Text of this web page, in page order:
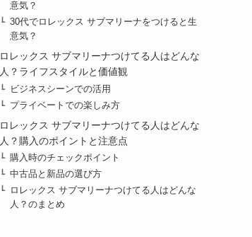
意気？
30代でロレックス サブマリーナをつけると生
意気？
ロレックス サブマリーナつけてる人はどんな
人？ライフスタイルと価値観
ビジネスシーンでの活用
プライベートでの楽しみ方
ロレックス サブマリーナつけてる人はどんな
人？購入のポイントと注意点
購入時のチェックポイント
中古品と新品の選び方
ロレックス サブマリーナつけてる人はどんな
人？のまとめ